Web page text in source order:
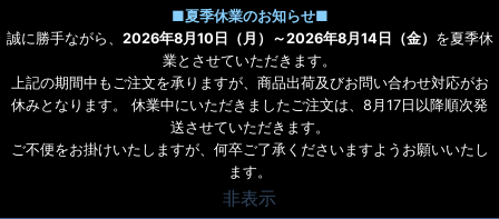
■夏季休業のお知らせ■
誠に勝手ながら、 2026年8月10日（月）～2026年8月14日（金） を夏季休
業とさせていただきます。
上記の期間中もご注文を承りますが、商品出荷及びお問い合わせ対応がお
休みとなります。 休業中にいただきましたご注文は、8月17日以降順次発
送させていただきます。
ご不便をお掛けいたしますが、何卒ご了承くださいますようお願いいたし
ます。
非表示